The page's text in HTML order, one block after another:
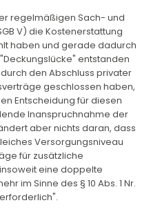
regelmäßigen Sach- und
V) die Kostenerstattung
haben und gerade dadurch
entstanden
den Abschluss privater
geschlossen haben,
Entscheidung für diesen
Inanspruchnahme der
aber nichts daran, dass
Versorgungsniveau
für zusätzliche
eine doppelte
im Sinne des § 10 Abs. 1 Nr.